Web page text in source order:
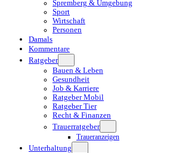
Spremberg & Umgebung
Sport
Wirtschaft
Personen
Damals
Kommentare
Ratgeber
Bauen & Leben
Gesundheit
Job & Karriere
Ratgeber Mobil
Ratgeber Tier
Recht & Finanzen
Trauerratgeber
Traueranzeigen
Unterhaltung